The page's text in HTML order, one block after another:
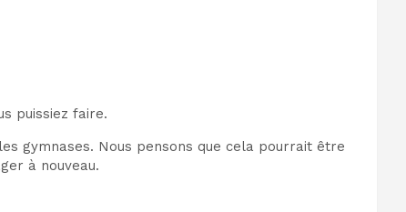
puissiez faire.
gymnases. Nous pensons que cela pourrait être
à nouveau.